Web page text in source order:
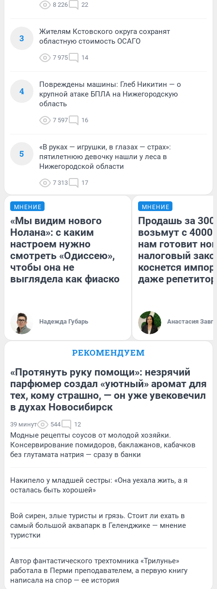
8 226 22
3
Жителям Кстовского округа сохранят
областную стоимость ОСАГО
7 975 14
4
Повреждены машины: Глеб Никитин — о
крупной атаке БПЛА на Нижегородскую
область
7 597 16
5
«В руках — игрушки, в глазах — страх»:
пятилетнюю девочку нашли у леса в
Нижегородской области
7 313 17
МНЕНИЕ
«Мы видим нового
Нолана»: с каким
настроем нужно
смотреть «Одиссею»,
чтобы она не
выглядела как фиаско
Надежда Губарь
МНЕНИЕ
Продашь за
возьмут с
нам готовит
налоговый
коснется
даже
Анастасия
РЕКОМЕНДУЕМ
«Протянуть руку помощи»: незрячий
парфюмер создал «уютный» аромат для
тех, кому страшно, — он уже увековечил
в духах Новосибирск
39 минут 544 12
Модные рецепты соусов от молодой хозяйки.
Консервирование помидоров, баклажанов, кабачков
без глутамата натрия — сразу в банки
Накипело у младшей сестры: «Она уехала жить, а я
осталась быть хорошей»
Вой сирен, злые туристы и грязь. Стоит ли ехать в
самый большой аквапарк в Геленджике — мнение
туристки
Автор фантастического трехтомника «Трилунье»
работала в Перми преподавателем, а первую книгу
написала на спор — ее история